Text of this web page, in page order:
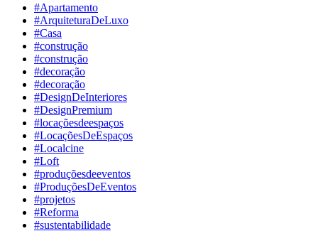
#Apartamento
#ArquiteturaDeLuxo
#Casa
#construção
#construção
#decoração
#decoração
#DesignDeInteriores
#DesignPremium
#locaçõesdeespaços
#LocaçõesDeEspaços
#Localcine
#Loft
#produçõesdeeventos
#ProduçõesDeEventos
#projetos
#Reforma
#sustentabilidade